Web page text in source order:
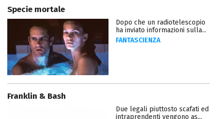
Specie mortale
Dopo che un radiotelescopio
ha inviato informazioni sulla...
FANTASCIENZA
Franklin & Bash
Due legali piuttosto scafati ed
intraprendenti vengono as...